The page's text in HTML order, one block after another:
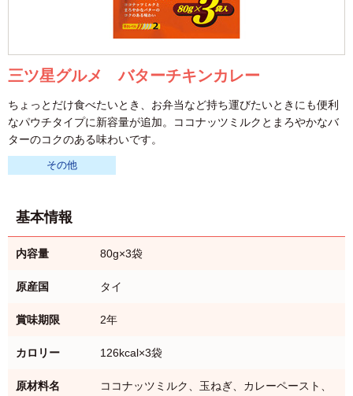
三ツ星グルメ バターチキンカレー
ちょっとだけ食べたいとき、お弁当など持ち運びたいときにも便利
なパウチタイプに新容量が追加。ココナッツミルクとまろやかなバ
ターのコクのある味わいです。
その他
基本情報
内容量 80g×3袋
原産国 タイ
賞味期限 2年
カロリー 126kcal×3袋
原材料名
ココナッツミルク、玉ねぎ、カレーペースト、